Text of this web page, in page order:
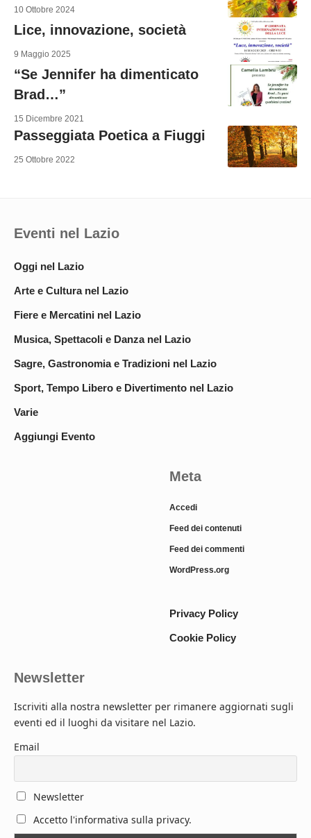
10 Ottobre 2024
Lice, innovazione, società
9 Maggio 2025
“Se Jennifer ha dimenticato
Brad…”
15 Dicembre 2021
Passeggiata Poetica a Fiuggi
25 Ottobre 2022
Eventi nel Lazio
Oggi nel Lazio
Arte e Cultura nel Lazio
Fiere e Mercatini nel Lazio
Musica, Spettacoli e Danza nel Lazio
Sagre, Gastronomia e Tradizioni nel Lazio
Sport, Tempo Libero e Divertimento nel Lazio
Varie
Aggiungi Evento
Meta
Accedi
Feed dei contenuti
Feed dei commenti
WordPress.org
Privacy Policy
Cookie Policy
Newsletter
Iscriviti alla nostra newsletter per rimanere aggiornati sugli
eventi ed il luoghi da visitare nel Lazio.
Email
Newsletter
Accetto l'informativa sulla privacy.